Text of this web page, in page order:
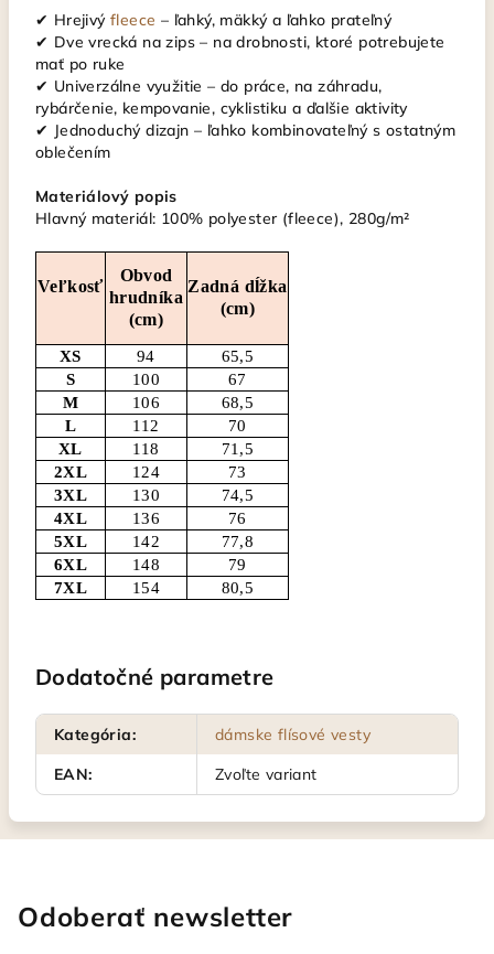
✔ Hrejivýfleece – ľahký, mäkký a ľahko prateľný
✔ Dve vrecká na zips – na drobnosti, ktoré potrebujete
mať po ruke
✔ Univerzálne využitie – do práce, na záhradu,
rybárčenie, kempovanie, cyklistiku a ďalšie aktivity
✔ Jednoduchý dizajn – ľahko kombinovateľný s ostatným
oblečením
Materiálový popis
Hlavný materiál: 100% polyester (fleece), 280g/m²
Veľkosť
Obvod
hrudníka
(cm)
Zadná dĺžka
(cm)
XS 94
65,5
S
100
67
M
106
68,5
L
112
70
XL
118
71,5
2XL
124
73
3XL
130
74,5
4XL
136
76
5XL
142
77,8
6XL
148
79
7XL
154 80,5
Dodatočné parametre
Kategória:
dámske flísové vesty
EAN: Zvoľte variant
Odoberať newsletter